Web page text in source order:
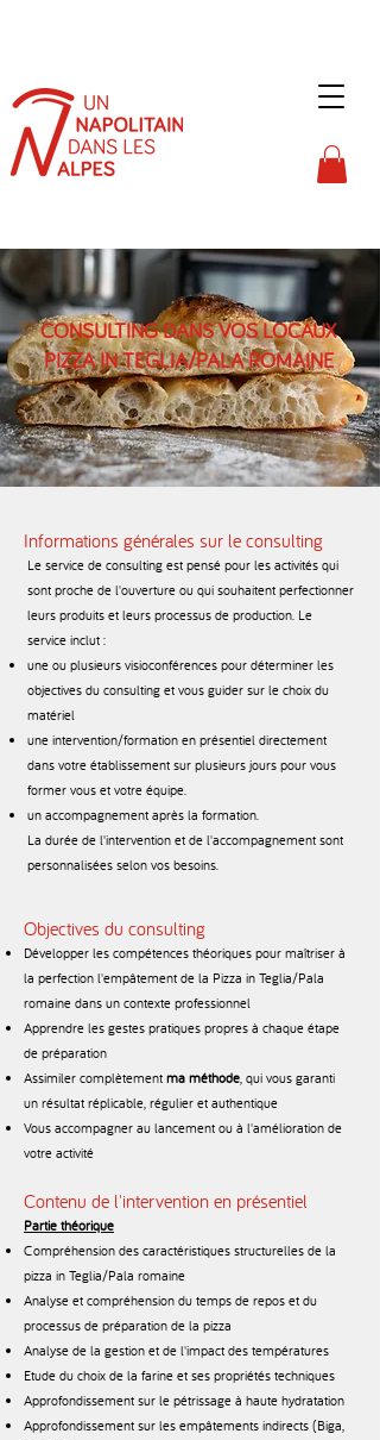
CONSULTING DANS VOS LOCAUX
PIZZA IN TEGLIA/PALA ROMAINE
Informations générales sur le consulting
Le service de consulting est pensé pour les activités qui
sont proche de l'ouverture ou qui souhaitent perfectionner
leurs produits et leurs processus de production. Le
service inclut :
une ou plusieurs visioconférences pour déterminer les
objectives du consulting et vous guider sur le choix du
matériel
une intervention/formation en présentiel directement
dans votre établissement sur plusieurs jours pour vous
former vous et votre équipe.
un accompagnement après la formation.
La durée de l'intervention et de l'accompagnement sont
personnalisées selon vos besoins.​
Objectives du consulting
Développer les compétences théoriques pour maîtriser à
la perfection l'empâtement de la Pizza in Teglia/Pala
romaine dans un contexte professionnel
Apprendre les gestes pratiques propres à chaque étape
de préparation
Assimiler complètement ma méthode, qui vous garanti
un résultat réplicable, régulier et authentique
Vous accompagner au lancement ou à l'amélioration de
votre activité
Contenu de l'intervention en présentiel
Partie théorique
Compréhension des caractéristiques structurelles de la
pizza in Teglia/Pala romaine
Analyse et compréhension du temps de repos et du
processus de préparation de la pizza
Analyse de la gestion et de l'impact des températures
Etude du choix de la farine et ses propriétés techniques
Approfondissement sur le pétrissage à haute hydratation
Approfondissement sur les empâtements indirects (Biga,